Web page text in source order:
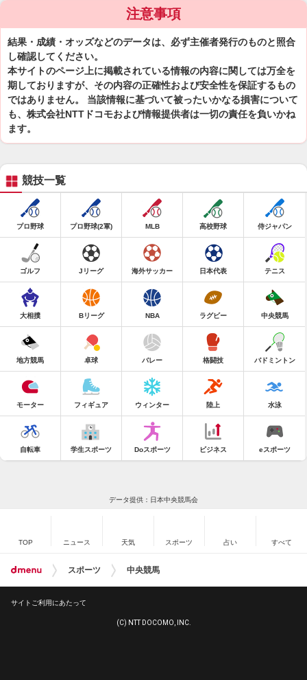
注意事項
結果・成績・オッズなどのデータは、必ず主催者発行のものと照合
し確認してください。
本サイトのページ上に掲載されている情報の内容に関しては万全を
期しておりますが、その内容の正確性および安全性を保証するもの
ではありません。 当該情報に基づいて被ったいかなる損害について
も、株式会社NTTドコモおよび情報提供者は一切の責任を負いかね
ます。
競技一覧
プロ野球 プロ野球(2軍) MLB 高校野球 侍ジャパン
ゴルフ Jリーグ 海外サッカー 日本代表 テニス
大相撲 Bリーグ NBA ラグビー 中央競馬
地方競馬 卓球 バレー 格闘技 バドミントン
モーター フィギュア ウィンター 陸上 水泳
自転車 学生スポーツ Doスポーツ ビジネス eスポーツ
データ提供：日本中央競馬会
TOP ニュース 天気 スポーツ 占い すべて
スポーツ 中央競馬
サイトご利用にあたって
(C) NTT DOCOMO, INC.